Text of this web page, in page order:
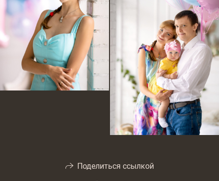
Поделиться ссылкой